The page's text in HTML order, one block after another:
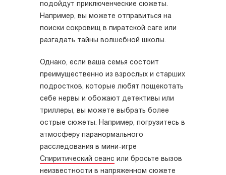
подойдут приключенческие сюжеты.
Например, вы можете отправиться на
поиски сокровищ в пиратской саге или
разгадать тайны волшебной школы.
Однако, если ваша семья состоит
преимущественно из взрослых и старших
подростков, которые любят пощекотать
себе нервы и обожают детективы или
триллеры, вы можете выбрать более
острые сюжеты. Например, погрузитесь в
атмосферу паранормального
расследования в мини-игре
Спиритический сеанс или бросьте вызов
неизвестности в напряженном сюжете